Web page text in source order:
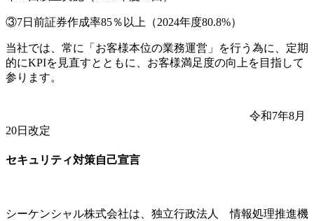
③7日前証券作成率85％以上（2024年度80.8%）
当社では、常に「お客様本位の業務運営」を行う為に、定期
的にKPIを見直すとともに、お客様満足度の向上を目指して
参ります。
令和7年8月
20日改定
セキュリティ対策自己宣言
シーケンシャル株式会社は、独立行政法人 情報処理推進機